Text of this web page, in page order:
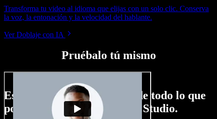
Transforma tu video al idioma que elijas con un solo clic. Conserva
la voz, la entonación y la velocidad del hablante.
Ver Doblaje con IA
Pruébalo tú mismo
Esto es solo una probadita de todo lo que
podrás hacer con Speechify Studio.